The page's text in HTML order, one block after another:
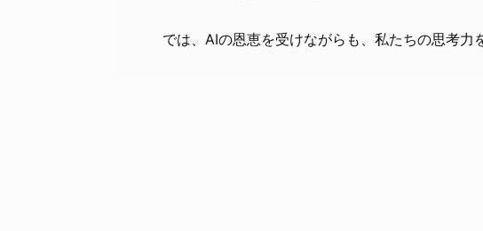
では、AIの恩恵を受けながらも、私たちの思考力